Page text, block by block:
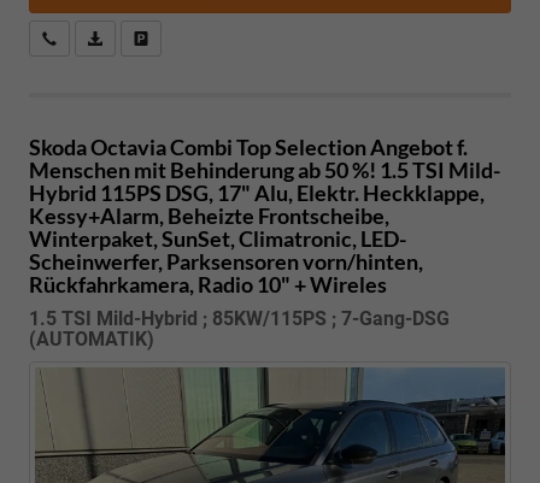
Kostenloser Rückruf-Service
PDF-Datei, Fahrzeugexposé drucken
Skoda Octavia CombiTop Selection Angebot f.
Menschen mit Behinderung ab 50 %! 1.5 TSI Mild-
Hybrid 115PS DSG, 17" Alu, Elektr. Heckklappe,
Kessy+Alarm, Beheizte Frontscheibe,
Winterpaket, SunSet, Climatronic, LED-
Scheinwerfer, Parksensoren vorn/hinten,
Rückfahrkamera, Radio 10" + Wireles
1.5 TSI Mild-Hybrid ; 85KW/115PS ; 7-Gang-DSG
(AUTOMATIK)